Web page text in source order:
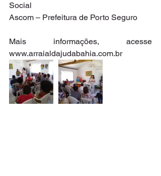
Social
Ascom – Prefeitura de Porto Seguro
Mais informações, acesse
www.arraialdajudabahia.com.br